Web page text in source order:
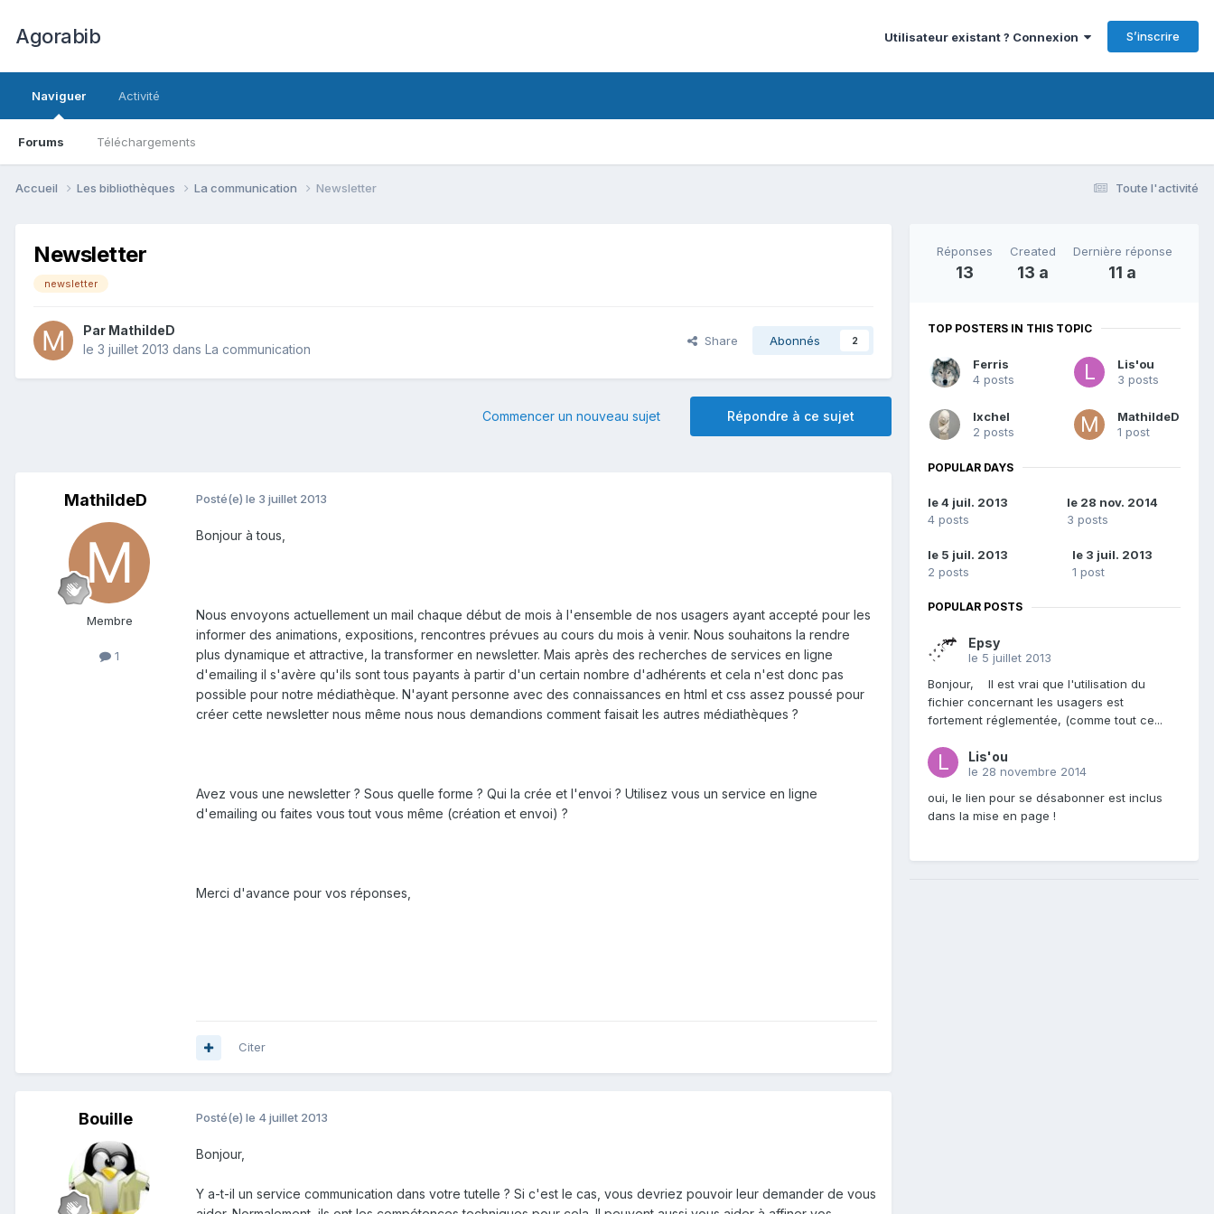
Agorabib Utilisateur existant ? Connexion S’inscrire
Naviguer
Forums Téléchargements
Activité
Toute l'activité
Accueil Les bibliothèques La communication Newsletter
Newsletter
newsletter
Par MathildeD
le 3 juillet 2013 dans La communication
Share Abonnés 2
Répondre à ce sujet
Commencer un nouveau sujet
MathildeD
Membre
1
Posté(e) le 3 juillet 2013
Bonjour à tous,
Nous envoyons actuellement un mail chaque début de mois à l'ensemble de nos usagers ayant accepté pour les
informer des animations, expositions, rencontres prévues au cours du mois à venir. Nous souhaitons la rendre
plus dynamique et attractive, la transformer en newsletter. Mais après des recherches de services en ligne
d'emailing il s'avère qu'ils sont tous payants à partir d'un certain nombre d'adhérents et cela n'est donc pas
possible pour notre médiathèque. N'ayant personne avec des connaissances en html et css assez poussé pour
créer cette newsletter nous même nous nous demandions comment faisait les autres médiathèques ?
Avez vous une newsletter ? Sous quelle forme ? Qui la crée et l'envoi ? Utilisez vous un service en ligne
d'emailing ou faites vous tout vous même (création et envoi) ?
Merci d'avance pour vos réponses,
Citer
Bouille Posté(e) le 4 juillet 2013
Bonjour,
Y a-t-il un service communication dans votre tutelle ? Si c'est le cas, vous devriez pouvoir leur demander de vous
Réponses
13
Created
13 a
Dernière réponse
11 a
TOP POSTERS IN THIS TOPIC
Ferris
4 posts
Lis'ou
3 posts
Ixchel
2 posts
MathildeD
1 post
POPULAR DAYS
le 4 juil. 2013
4 posts
le 28 nov. 2014
3 posts
le 5 juil. 2013
2 posts
le 3 juil. 2013
1 post
POPULAR POSTS
Epsy
le 5 juillet 2013
Bonjour, Il est vrai que l'utilisation du
fichier concernant les usagers est
fortement réglementée, (comme tout ce...
Lis'ou
le 28 novembre 2014
oui, le lien pour se désabonner est inclus
dans la mise en page !